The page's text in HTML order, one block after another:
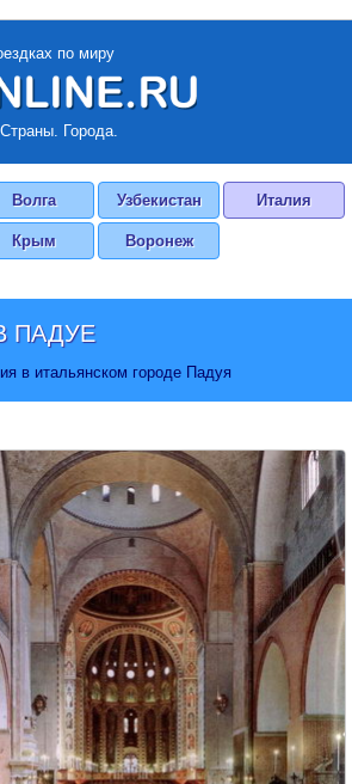
по миру
Города.
Волга Узбекистан Италия
Крым Воронеж
ПАДУЕ
в итальянском городе Падуя